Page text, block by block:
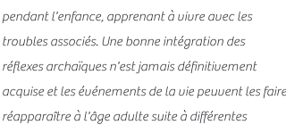
pendant l'enfance, apprenant à vivre avec les
troubles associés. Une bonne intégration des
réflexes archaïques n'est jamais définitivement
acquise et les événements de la vie peuvent les faire
réapparaître à l'âge adulte suite à différentes